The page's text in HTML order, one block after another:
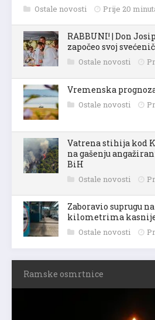
Ostale novosti Prije 20
RABBUNI! | Don
započeo svoj
Ostale novosti
Vremenska
Ostale novosti
Vatrena stihija kod
na gašenju
BiH
Ostale novosti
Zaboravio suprugu
kilometrima
Ostale novosti
Ramske osmrtnice